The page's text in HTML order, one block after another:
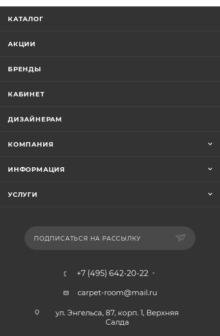
КАТАЛОГ
АКЦИИ
БРЕНДЫ
КАБИНЕТ
ДИЗАЙНЕРАМ
КОМПАНИЯ
ИНФОРМАЦИЯ
УСЛУГИ
ПОДПИСАТЬСЯ НА РАССЫЛКУ
+7 (495) 642-20-22
carpet-room@mail.ru
ул. Энгельса, 87, корп. 1, Верхняя
Салда